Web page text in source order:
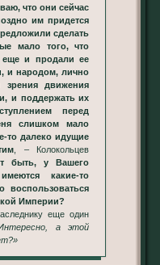
что они сейчас
им придется
сделать
мало того, что
еще и продали ее
и народом, лично
движения
и поддержать их
перед
слишком мало
то далеко идущие
, – Колокольцев
быть, у Вашего
какие-то
Империи?
еще один
а этой